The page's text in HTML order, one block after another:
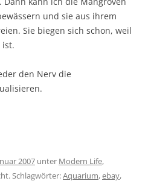
und sie aus ihrem
Sie biegen sich schon, weil
ist.
den Nerv die
2007 unter Modern Life,
Schlagwörter:Aquarium,ebay,